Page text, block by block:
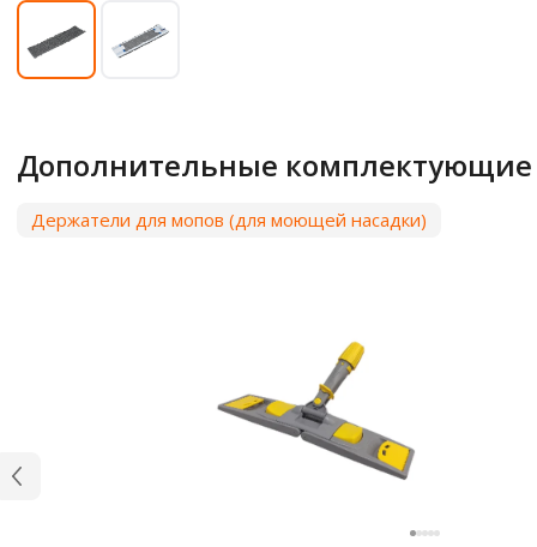
Дополнительные комплектующие
Держатели для мопов (для моющей насадки)